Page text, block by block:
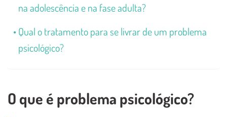
na adolescência e na fase adulta?
Qual o tratamento para se livrar de um problema
psicológico?
O que é problema psicológico?